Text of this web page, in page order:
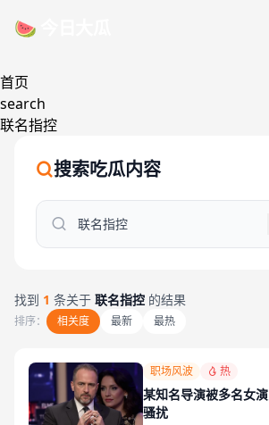
🍉 今日大瓜
首页
search
联名指控
搜索吃瓜内容
找到 1 条关于 联名指控 的结果
排序： 相关度 最新 最热
职场风波 热
某知名导演被多名女
骚扰